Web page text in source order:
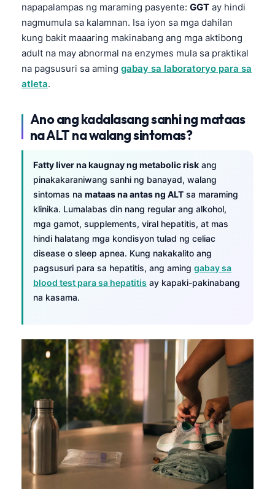
napapalampas ng maraming pasyente: GGT ay hindi
nagmumula sa kalamnan. Isa iyon sa mga dahilan
kung bakit maaaring makinabang ang mga aktibong
adult na may abnormal na enzymes mula sa praktikal
na pagsusuri sa aming gabay sa laboratoryo para sa
atleta.
Ano ang kadalasang sanhi ng mataas
na ALT na walang sintomas?
Fatty liver na kaugnay ng metabolic risk ang
pinakakaraniwang sanhi ng banayad, walang
sintomas na mataas na antas ng ALT sa maraming
klinika. Lumalabas din nang regular ang alkohol,
mga gamot, supplements, viral hepatitis, at mas
hindi halatang mga kondisyon tulad ng celiac
disease o sleep apnea. Kung nakakalito ang
pagsusuri para sa hepatitis, ang aming gabay sa
blood test para sa hepatitis ay kapaki-pakinabang
na kasama.
Afrikaans
Монгол
ພາສາລາວ
Basa Jawa
Cebuano
ئۇيغۇرچە
Кыргызча
Esperanto
Frysk
Ślōnskŏ gŏdka
Norsk bokmål